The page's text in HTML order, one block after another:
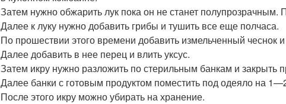
Затем нужно обжарить лук пока он не станет
Далее к луку нужно добавить грибы и тушить все еще полчаса.
По прошествии этого времени добавить измельченный чеснок и
Далее добавить в нее перец и влить уксус.
Затем икру нужно разложить по стерильным банкам и
Далее банки с готовым продуктом поместить под одеяло на
После этого икру можно убирать на хранение.